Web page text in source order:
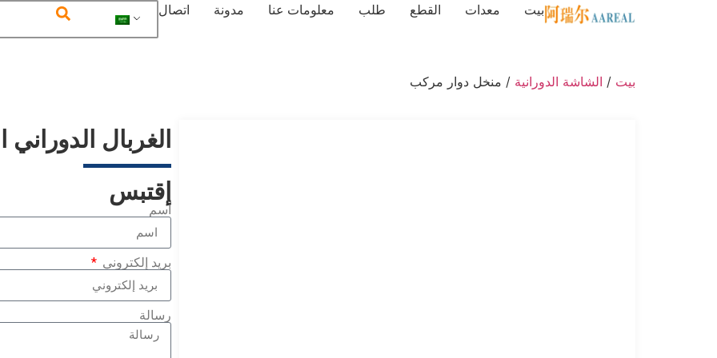
بيت معدات القطع طلب معلومات عنا مدونة اتصال
بيت / الشاشة الدورانية / منخل دوار مركب
الغربال
إقتبس
اسم
بريد إلكتروني
رسالة